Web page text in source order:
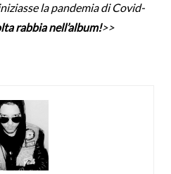
la pandemia di Covid-
rabbia nell’album!>>